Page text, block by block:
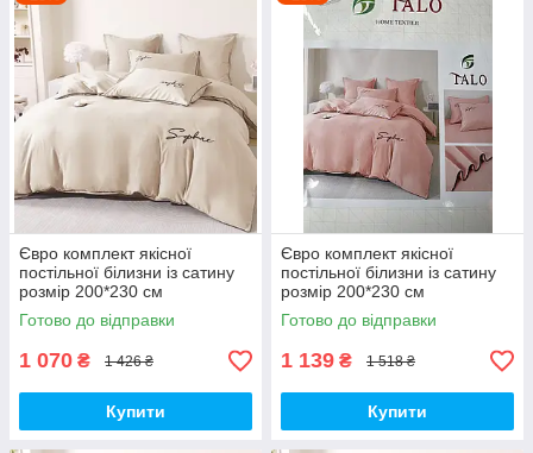
Євро комплект якісної
постільної білизни із сатину
розмір 200*230 см
Готово до відправки
1 070 ₴ 1 426 ₴
Купити
Євро комплект якісної
постільної білизни із сатину
розмір 200*230 см
Готово до відправки
1 139 ₴ 1 518 ₴
Купити